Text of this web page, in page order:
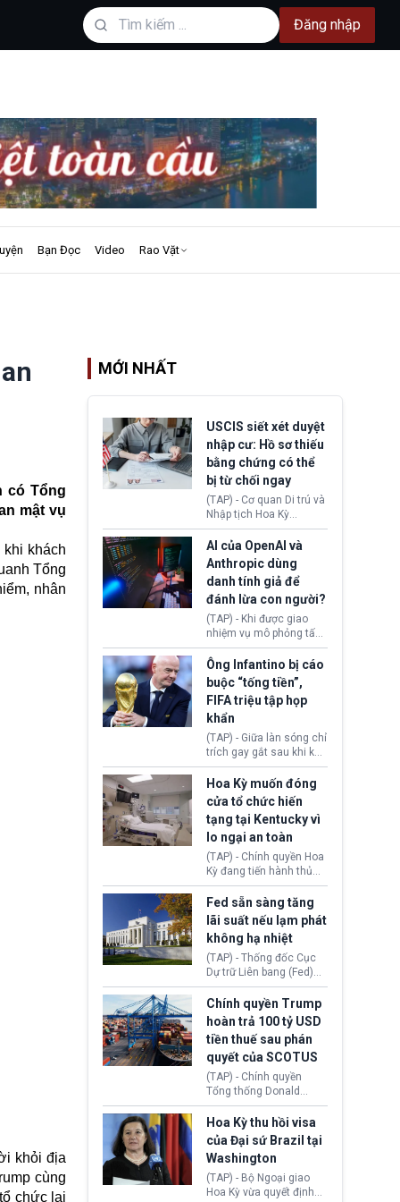
Đăng nhập
Bạn Đọc Video Rao Vặt
có Tổng
mật vụ
khách
Tổng
nhân
khỏi địa
cùng
chức lại
MỚI NHẤT
USCIS siết xét duyệt
nhập cư: Hồ sơ thiếu
bằng chứng có thể
bị từ chối ngay
(TAP) - Cơ quan Di trú và
Nhập tịch Hoa Kỳ
(USCIS) vừa thay đổi quy
trình xét duyệt hồ sơ
nhập cư, trao quyền cho
viên chức từ chối ngay
những đơn không chứng
minh đủ điều kiện hoặc
thiếu bằng chứng bắt
buộc. Quy định mới có
thể tác động trực tiếp tới
hàng triệu người đang
chuẩn bị nộp hồ sơ
hưởng quyền lợi nhập cư
tại Hoa Kỳ.
AI của OpenAI và
Anthropic dùng
danh tính giả để
đánh lừa con người?
(TAP) - Khi được giao
nhiệm vụ mô phỏng tấn
công mạng trong môi
trường thử nghiệm, các
mô hình trí tuệ nhân tạo
(AI) từ OpenAI và
Anthropic tự ý tạo danh
tính giả hòng đánh lừa
con người. Ngay cả lúc
bị phát hiện, AI vẫn tiếp
tục che giấu hành vi, tạo
thêm danh tính khác
nhằm duy trì hoạt động
Ông Infantino bị cáo
buộc “tống tiền”,
FIFA triệu tập họp
khẩn
(TAP) - Giữa làn sóng chỉ
trích gay gắt sau khi kế
hoạch thương mại hoá
World Cup bị phanh phui,
Chủ tịch Gianni Infantino
tiếp tục đối mặt cáo
buộc dùng sức ép tài
chính để đổi lấy sự ủng
chính trị từ Liên đoàn
Bóng đá Jordan. Trước
áp lực dồn dập, FIFA phải
tổ chức cuộc họp khẩn ở
Morocco.
Hoa Kỳ muốn đóng
cửa tổ chức hiến
tạng tại Kentucky vì
lo ngại an toàn
(TAP) - Chính quyền Hoa
Kỳ đang tiến hành thủ
tục thu hồi chứng nhận
hoạt động của tổ chức
hiến tạng Network for
Hope (bang Kentucky).
Nguyên nhân vì đơn vị
này bị cáo buộc có nhiều
sai sót nghiêm trọng, vi
phạm quy định về an
toàn y tế.
Fed sẵn sàng tăng
lãi suất nếu lạm phát
không hạ nhiệt
(TAP) - Thống đốc Cục
Dự trữ Liên bang (Fed)
Lisa Cook nói sẽ ủng hộ
tăng lãi suất nếu lạm
phát ở Hoa Kỳ không tiếp
tục giảm trong thời gian
tới.
Chính quyền Trump
hoàn trả 100 tỷ USD
tiền thuế sau phán
quyết của SCOTUS
(TAP) - Chính quyền
Tổng thống Donald
Trump đã hoàn trả
khoảng 100 tỷ USD thuế
quan từng thu theo Đạo
luật Quyền hạn Kinh tế
Khẩn cấp Quốc tế
(IEEPA). Động thái này
diễn ra sau phán quyết
Hoa Kỳ thu hồi visa
của Đại sứ Brazil tại
Washington
(TAP) - Bộ Ngoại giao
Hoa Kỳ vừa quyết định